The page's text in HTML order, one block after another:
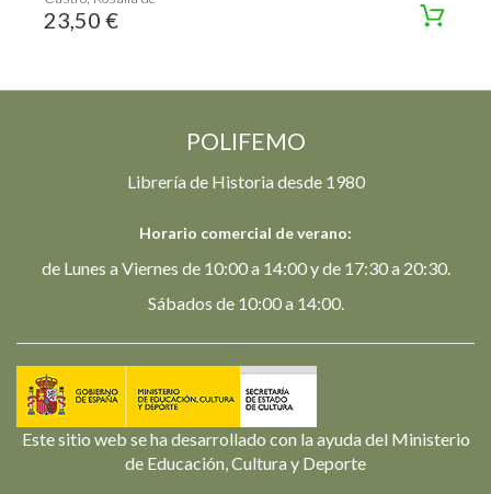
23,50 €
POLIFEMO
Librería de Historia desde 1980
Horario comercial de verano:
de Lunes a Viernes de 10:00 a 14:00 y de 17:30 a 20:30.
Sábados de 10:00 a 14:00.
Este sitio web se ha desarrollado con la ayuda del Ministerio
de Educación, Cultura y Deporte